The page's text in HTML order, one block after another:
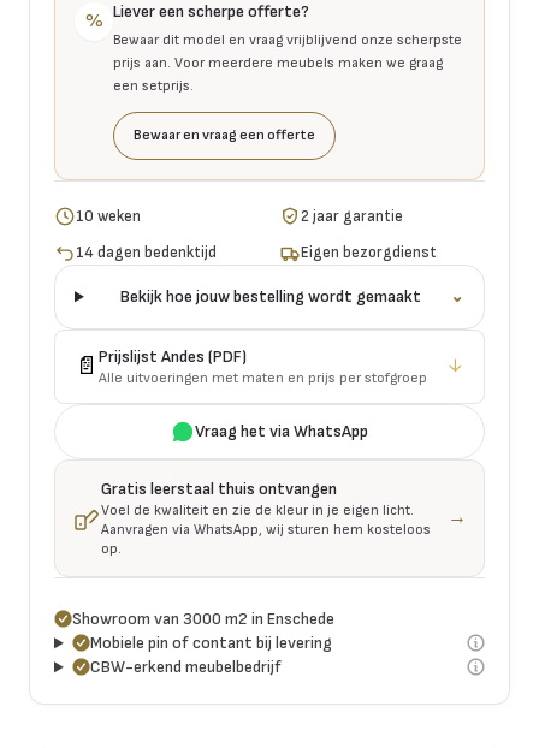
% Liever een scherpe offerte?
Bewaar dit model en vraag vrijblijvend onze scherpste
prijs aan. Voor meerdere meubels maken we graag
een setprijs.
Bewaar en vraag een offerte
10 weken
2 jaar garantie
14 dagen bedenktijd
Eigen bezorgdienst
Bekijk hoe jouw bestelling wordt gemaakt ⌄
📄 Prijslijst Andes (PDF)
Alle uitvoeringen met maten en prijs per stofgroep
↓
Vraag het via WhatsApp
Gratis leerstaal thuis ontvangen
Voel de kwaliteit en zie de kleur in je eigen licht.
Aanvragen via WhatsApp, wij sturen hem kosteloos
op.
→
Showroom van 3000 m2 in Enschede
Mobiele pin of contant bij levering
CBW-erkend meubelbedrijf